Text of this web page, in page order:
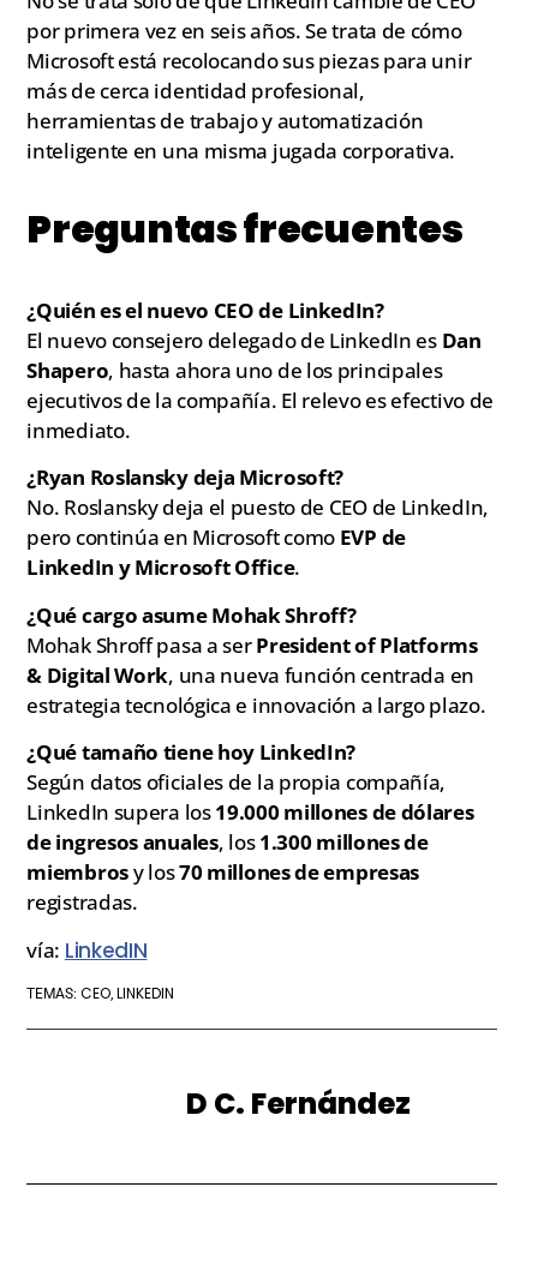
por primera vez en seis años. Se trata de cómo
Microsoft está recolocando sus piezas para unir
más de cerca identidad profesional,
herramientas de trabajo y automatización
inteligente en una misma jugada corporativa.
Preguntas frecuentes
¿Quién es el nuevo CEO de LinkedIn?
El nuevo consejero delegado de LinkedIn es Dan
Shapero, hasta ahora uno de los principales
ejecutivos de la compañía. El relevo es efectivo de
inmediato.
¿Ryan Roslansky deja Microsoft?
No. Roslansky deja el puesto de CEO de LinkedIn,
pero continúa en Microsoft como EVP de
LinkedIn y Microsoft Office.
¿Qué cargo asume Mohak Shroff?
Mohak Shroff pasa a serPresident of Platforms
& Digital Work, una nueva función centrada en
estrategia tecnológica e innovación a largo plazo.
¿Qué tamaño tiene hoy LinkedIn?
Según datos oficiales de la propia compañía,
LinkedIn supera los19.000 millones de dólares
de ingresos anuales, los1.300 millones de
miembrosy los70 millones de empresas
registradas.
vía: LinkedIN
TEMAS:CEO, LINKEDIN
D C. Fernández